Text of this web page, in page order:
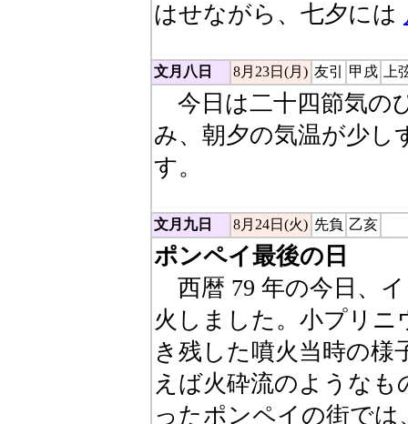
はせながら、七夕には
文月八日 8月23日(月) 友引 甲戌 上
今日は二十四節気の
み、朝夕の気温が少し
す。
文月九日 8月24日(火) 先負 乙亥
ポンペイ最後の日
西暦 79 年の今日、
火しました。小プリ
き残した噴火当時の様
えば火砕流のような
ったポンペイの街で